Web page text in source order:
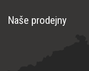
Naše prodejny